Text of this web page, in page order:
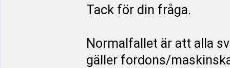
Tack för din fråga.
Normalfallet är att alla
gäller fordons/